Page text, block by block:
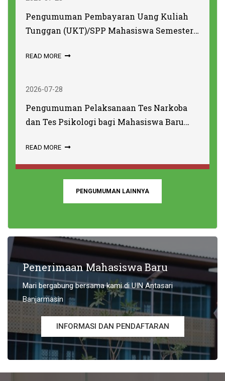
Pengumuman Pembayaran Uang Kuliah
Tunggan (UKT)/SPP Mahasiswa Semester
READ MORE
2026-07-28
Pengumuman Pelaksanaan Tes Narkoba
dan Tes Psikologi bagi Mahasiswa Baru
Akademik 2026/2027
READ MORE
PENGUMUMAN LAINNYA
Penerimaan Mahasiswa Baru
Mari bergabung bersama kami di UIN Antasari
Banjarmasin
INFORMASI DAN PENDAFTARAN